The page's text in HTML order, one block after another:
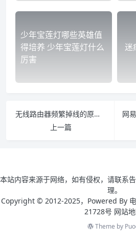
少年宝莲灯哪些英雄值
得培养 少年宝莲灯什么
厉害
迷
无线路由器频繁掉线的原因 无线网经常掉线是路由器的问题吗
上一篇
本站内容来源于网络，如有侵权，请联系
理。
Copyright © 2012-2025，Powered By
21728号 网站
Theme by